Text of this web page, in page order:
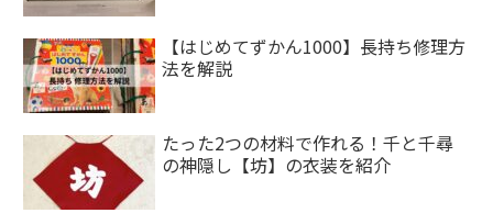
【はじめてずかん1000】長持ち修理方
法を解説
たった2つの材料で作れる！千と千尋
の神隠し【坊】の衣装を紹介